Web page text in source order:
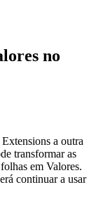
no
a outra
transformar as
em Valores.
continuar a usar